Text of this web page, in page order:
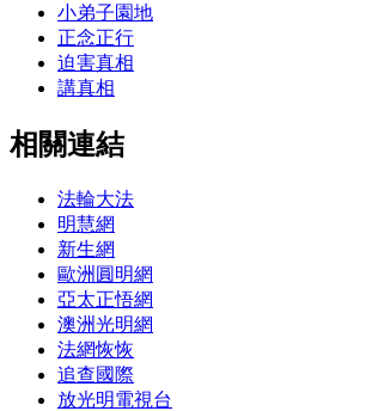
小弟子園地
正念正行
迫害真相
講真相
相關連結
法輪大法
明慧網
新生網
歐洲圓明網
亞太正悟網
澳洲光明網
法網恢恢
追查國際
放光明電視台